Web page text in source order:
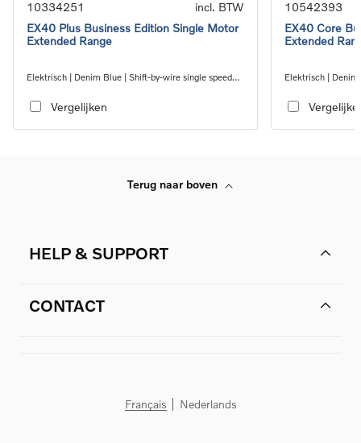
10334251
incl. BTW
EX40 Plus Business Edition Single Motor
Extended Range
Elektrisch | Denim Blue | Shift-by-wire single speed
Vergelijken
10542393
EX40 Core
Extended
Elektrisch |
Terug naar boven
HELP & SUPPORT
CONTACT
Français Nederlands